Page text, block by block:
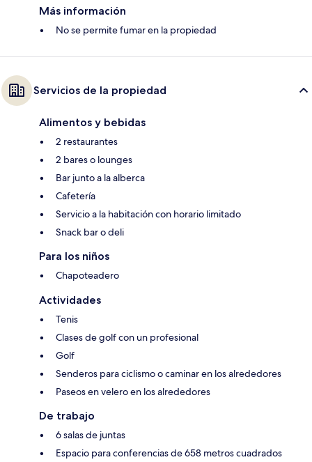
Más información
No se permite fumar en la propiedad
Servicios de la propiedad
Alimentos y bebidas
2 restaurantes
2 bares o lounges
Bar junto a la alberca
Cafetería
Servicio a la habitación con horario limitado
Snack bar o deli
Para los niños
Chapoteadero
Actividades
Tenis
Clases de golf con un profesional
Golf
Senderos para ciclismo o caminar en los alrededores
Paseos en velero en los alrededores
De trabajo
6 salas de juntas
Espacio para conferencias de 658 metros cuadrados